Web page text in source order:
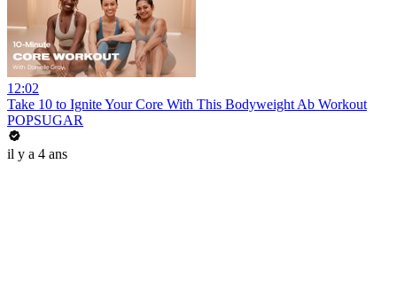
12:02
Take 10 to Ignite Your Core With This Bodyweight Ab Workout
POPSUGAR
il y a 4 ans